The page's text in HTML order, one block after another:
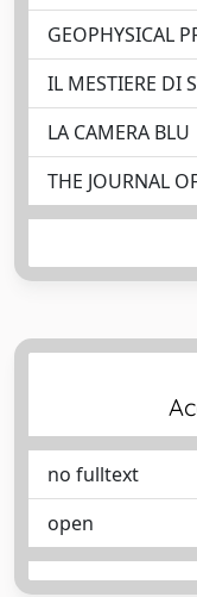
GEOPHYSICAL
IL MESTIERE DI
LA CAMERA BLU
THE JOURNAL
no fulltext
open